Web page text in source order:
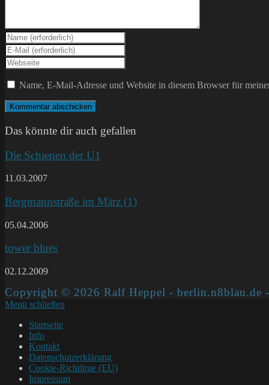
Gib
deinen
Namen
oder
Benutzernamen
zum
Kommentieren
ein
Gib
deine
E-
Mail-
Adresse
zum
Kommentieren
Gib
deine
Website-
ein
(optional)
Name, E-Mail-Adresse und Website in diesem Browser für
Das könnte dir auch gefallen
Die Schienen der U1
11.03.2007
Bergmannstraße im März (1)
05.04.2006
tower blues
02.12.2009
Copyright © 2026 Ralf Heppel - berlin.n8blau.de
Menü schließen
Startseite
Info
Kontakt
Datenschutzerklärung
Cookie-Richtlinie (EU)
Impressum